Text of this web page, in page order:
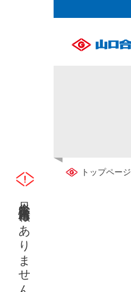
只今災害緊急情報はありません
トップページ